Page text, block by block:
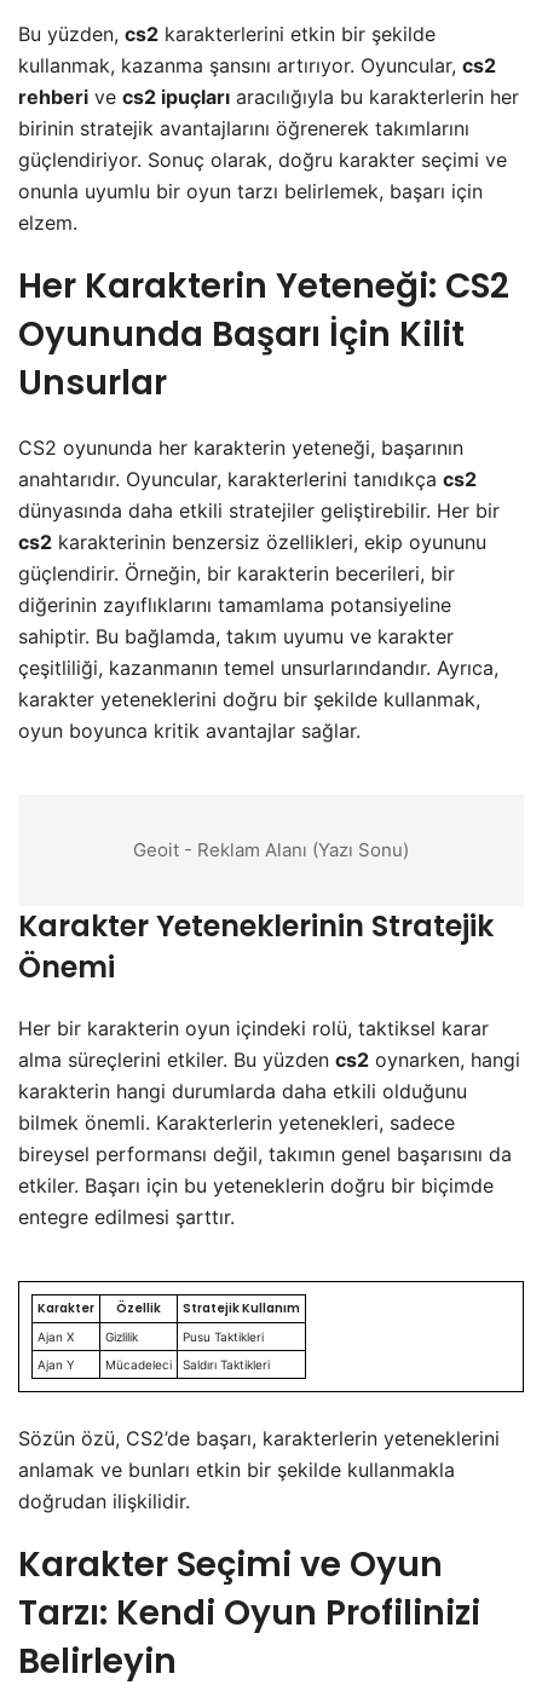
Bu yüzden, cs2 karakterlerini etkin bir şekilde
kullanmak, kazanma şansını artırıyor. Oyuncular, cs2
rehberi ve cs2 ipuçları aracılığıyla bu karakterlerin her
birinin stratejik avantajlarını öğrenerek takımlarını
güçlendiriyor. Sonuç olarak, doğru karakter seçimi ve
onunla uyumlu bir oyun tarzı belirlemek, başarı için
elzem.
Her Karakterin Yeteneği: CS2
Oyununda Başarı İçin Kilit
Unsurlar
CS2 oyununda her karakterin yeteneği, başarının
anahtarıdır. Oyuncular, karakterlerini tanıdıkça cs2
dünyasında daha etkili stratejiler geliştirebilir. Her bir
cs2 karakterinin benzersiz özellikleri, ekip oyununu
güçlendirir. Örneğin, bir karakterin becerileri, bir
diğerinin zayıflıklarını tamamlama potansiyeline
sahiptir. Bu bağlamda, takım uyumu ve karakter
çeşitliliği, kazanmanın temel unsurlarındandır. Ayrıca,
karakter yeteneklerini doğru bir şekilde kullanmak,
oyun boyunca kritik avantajlar sağlar.
Geoit - Reklam Alanı (Yazı Sonu)
Karakter Yeteneklerinin Stratejik
Önemi
Her bir karakterin oyun içindeki rolü, taktiksel karar
alma süreçlerini etkiler. Bu yüzden cs2 oynarken, hangi
karakterin hangi durumlarda daha etkili olduğunu
bilmek önemli. Karakterlerin yetenekleri, sadece
bireysel performansı değil, takımın genel başarısını da
etkiler. Başarı için bu yeteneklerin doğru bir biçimde
entegre edilmesi şarttır.
Karakter Özellik Stratejik Kullanım
Ajan X Gizlilik
Pusu Taktikleri
Ajan Y
Mücadeleci Saldırı Taktikleri
Sözün özü, CS2’de başarı, karakterlerin yeteneklerini
anlamak ve bunları etkin bir şekilde kullanmakla
doğrudan ilişkilidir.
Karakter Seçimi ve Oyun
Tarzı: Kendi Oyun Profilinizi
Belirleyin